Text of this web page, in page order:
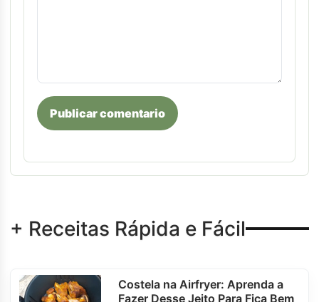
Publicar comentario
+ Receitas Rápida e Fácil
Costela na Airfryer: Aprenda a
Fazer Desse Jeito Para Fica Bem